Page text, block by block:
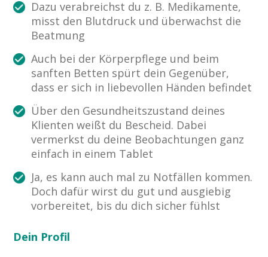
Dazu verabreichst du z. B. Medikamente,
misst den Blutdruck und überwachst die
Beatmung
Auch bei der Körperpflege und beim
sanften Betten spürt dein Gegenüber,
dass er sich in liebevollen Händen befindet
Über den Gesundheitszustand deines
Klienten weißt du Bescheid. Dabei
vermerkst du deine Beobachtungen ganz
einfach in einem Tablet
Ja, es kann auch mal zu Notfällen kommen.
Doch dafür wirst du gut und ausgiebig
vorbereitet, bis du dich sicher fühlst
Dein Profil